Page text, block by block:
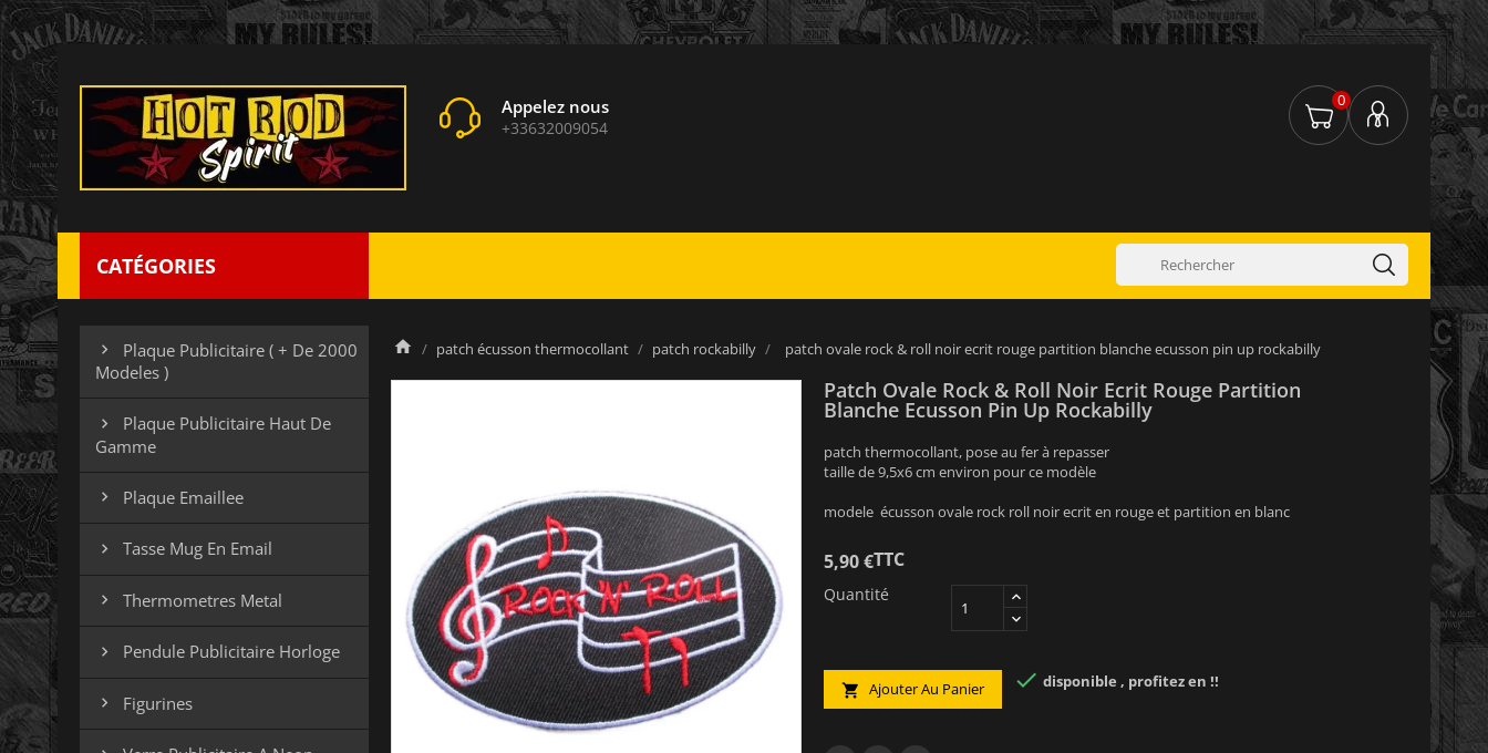
Appelez nous
+33632009054
0
CATÉGORIES

Plaque Publicitaire ( + De 2000
Modeles )

Plaque Publicitaire Haut De
Gamme
 Plaque Emaillee
 Tasse Mug En Email
 Thermometres Metal
 Pendule Publicitaire Horloge
 Figurines
patch écusson thermocollant patch rockabilly patch ovale rock & roll noir ecrit rouge partition blanche ecusson pin up rockabilly
Patch Ovale Rock & Roll Noir Ecrit Rouge Partition
Blanche Ecusson Pin Up Rockabilly
patch thermocollant, pose au fer à repasser
taille de 9,5x6 cm environ pour ce modèle
modele écusson ovale rock roll noir ecrit en rouge et partition en blanc
5,90 €TTC
Quantité
 Ajouter Au Panier  disponible , profitez en !!